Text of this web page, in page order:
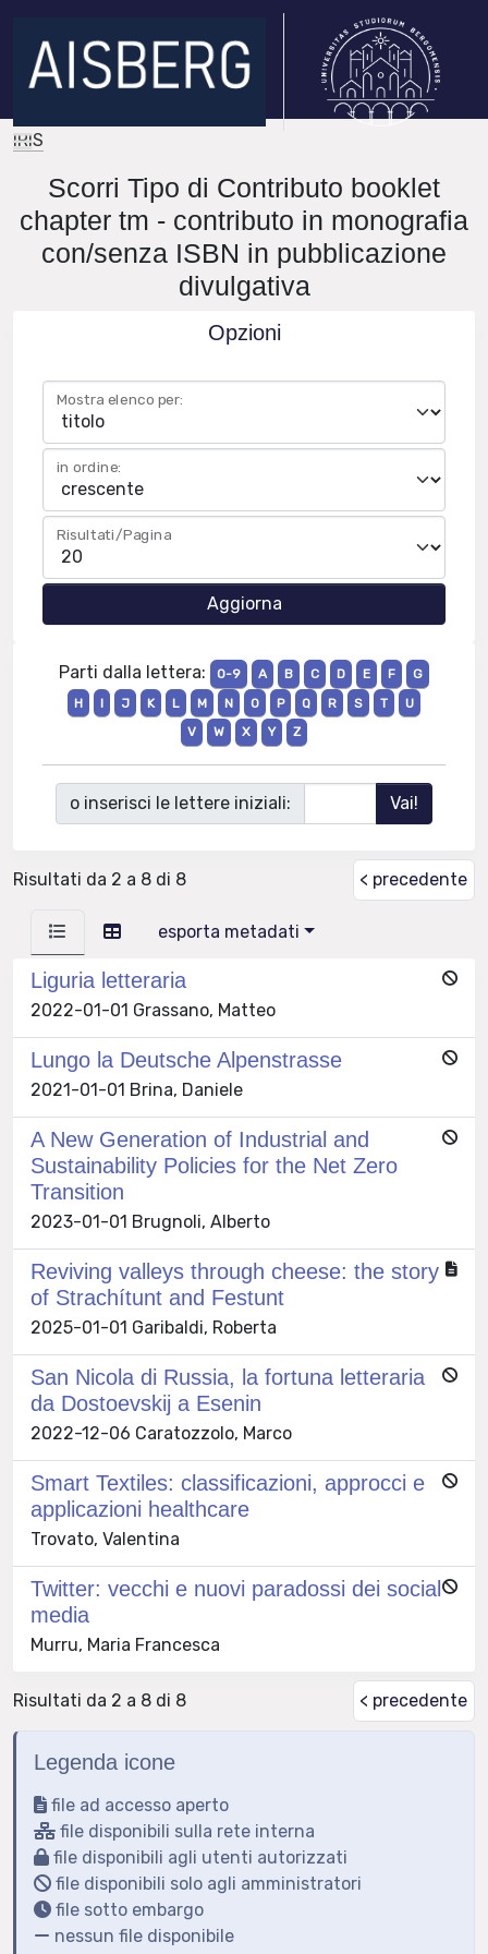
IRIS
Scorri Tipo di Contributo booklet
chapter tm - contributo in monografia
con/senza ISBN in pubblicazione
divulgativa
Opzioni
Mostra elenco per:
in ordine:
Risultati/Pagina
Parti dalla lettera: 0-9 A B C D E F
G
H
I J K L M N O P Q R S T
U
V
W X Y Z
o inserisci le lettere iniziali:
Risultati da 2 a 8 di 8 < precedente
esporta metadati
Liguria letteraria
2022-01-01 Grassano, Matteo
Lungo la Deutsche Alpenstrasse
2021-01-01 Brina, Daniele
A New Generation of Industrial and
Sustainability Policies for the Net Zero
Transition
2023-01-01 Brugnoli, Alberto
Reviving valleys through cheese: the story
of Strachítunt and Festunt
2025-01-01 Garibaldi, Roberta
San Nicola di Russia, la fortuna letteraria
da Dostoevskij a Esenin
2022-12-06 Caratozzolo, Marco
Smart Textiles: classificazioni, approcci e
applicazioni healthcare
Trovato, Valentina
Twitter: vecchi e nuovi paradossi dei social
media
Murru, Maria Francesca
Risultati da 2 a 8 di 8 < precedente
Legenda icone
file ad accesso aperto
file disponibili sulla rete interna
file disponibili agli utenti autorizzati
file disponibili solo agli amministratori
file sotto embargo
nessun file disponibile